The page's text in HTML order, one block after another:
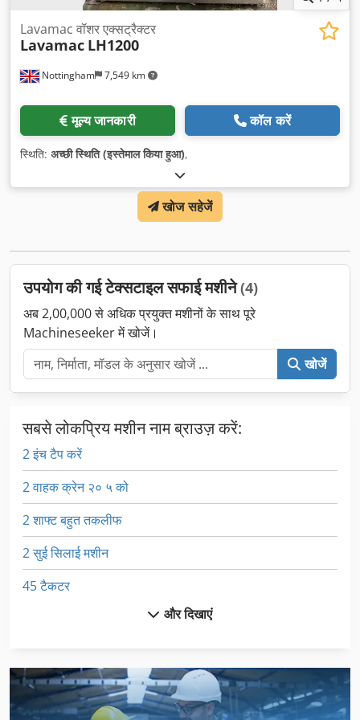
Nottingham 7,549 km
Lavamac वॉशर एक्सट्रैक्टर
Lavamac LH1200
मूल्य जानकारी कॉल करें
स्थिति: अच्छी स्थिति (इस्तेमाल किया हुआ),
खोज सहेजें
उपयोग की गई टेक्सटाइल सफाई मशीने(4)
अब 2,00,000 से अधिक प्रयुक्त मशीनों के साथ पूरे
Machineseeker में खोजें।
खोजें
सबसे लोकप्रिय मशीन नाम ब्राउज़ करें:
2 इंच टैप करें
2 वाहक क्रेन २० ५ को
2 शाफ्ट बहुत तकलीफ
2 सुई सिलाई मशीन
45 टैकटर
अनुदैर्ध्य और अनुप्रस्थ की कृपा ३०२२
और दिखाएं